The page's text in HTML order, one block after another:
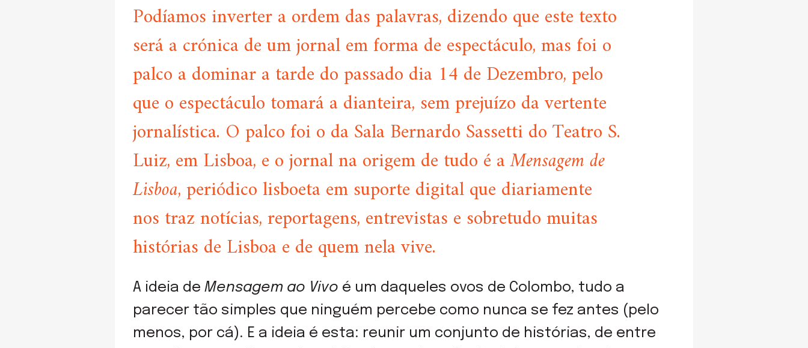
Podíamos inverter a ordem das palavras, dizendo que este texto
será a crónica de um jornal em forma de espectáculo, mas foi o
palco a dominar a tarde do passado dia 14 de Dezembro, pelo
que o espectáculo tomará a dianteira, sem prejuízo da vertente
jornalística. O palco foi o da Sala Bernardo Sassetti do Teatro S.
Luiz, em Lisboa, e o jornal na origem de tudo é aMensagem de
Lisboa, periódico lisboeta em suporte digital que diariamente
nos traz notícias, reportagens, entrevistas e sobretudo muitas
histórias de Lisboa e de quem nela vive.
A ideia de Mensagem ao Vivo é um daqueles ovos de Colombo, tudo a
parecer tão simples que ninguém percebe como nunca se fez antes (pelo
menos, por cá). E a ideia é esta: reunir um conjunto de histórias, de entre